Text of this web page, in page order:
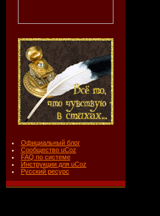
Официальный блог
Сообщество uCoz
FAQ по системе
Инструкции для uCoz
Русский ресурс